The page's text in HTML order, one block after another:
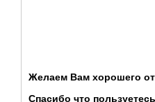
Желаем Вам хорошего
Спасибо что